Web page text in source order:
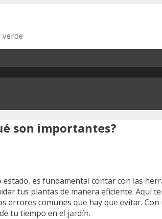
son importantes?
es fundamental contar con las
tus plantas de manera eficiente. Aquí
errores comunes que hay que evitar.
tu tiempo en el jardín.